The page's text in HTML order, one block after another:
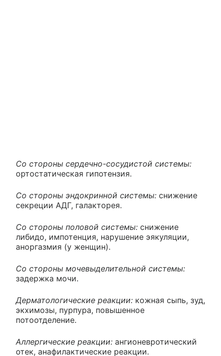
Со стороны сердечно-сосудистой системы:
ортостатическая гипотензия.
Со стороны эндокринной системы: снижение
секреции АДГ, галакторея.
Со стороны половой системы: снижение
либидо, импотенция, нарушение эякуляции,
аноргазмия (у женщин).
Со стороны мочевыделительной системы:
задержка мочи.
Дерматологические реакции: кожная сыпь, зуд,
экхимозы, пурпура, повышенное
потоотделение.
Аллергические реакции: ангионевротический
отек, анафилактические реакции.